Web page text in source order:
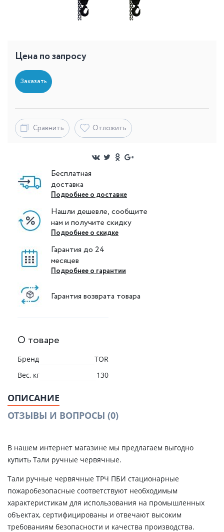
Цена по запросу
Заказать
Сравнить Отложить
Бесплатная
доставка
Подробнее о доставке
Нашли дешевле, сообщите
нам и получите скидку
Подробнее о скидке
Гарантия до 24
месяцев
Подробнее о гарантии
Гарантия возврата товара
О товаре
Бренд
TOR
Вес, кг
130
ОПИСАНИЕ
ОТЗЫВЫ И ВОПРОСЫ (0)
В нашем интернет магазине мы предлагаем выгодно
купить Тали ручные червячные.
Тали ручные червячные ТРЧ ПБИ стационарные
пожаробезопасные соответствуют необходимым
характеристикам для использования на промышленных
объектах, сертифицированы и отвечают высоким
требованиям безопасности и качества производства.